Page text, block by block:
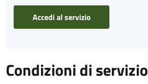
Accedi al servizio
Condizioni di servizio